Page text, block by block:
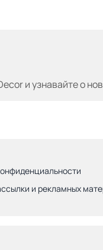
и узнавайтео
и рекламных